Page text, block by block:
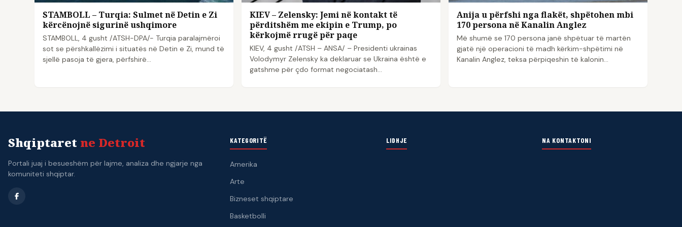
STAMBOLL – Turqia: Sulmet në Detin e Zi
kërcënojnë sigurinë ushqimore
STAMBOLL, 4 gusht /ATSH-DPA/- Turqia paralajmëroi
sot se përshkallëzimi i situatës në Detin e Zi, mund të
sjellë pasoja të gjera, përfshirë…
KIEV – Zelensky: Jemi në kontakt të
përditshëm me ekipin e Trump, po
kërkojmë rrugë për paqe
KIEV, 4 gusht /ATSH – ANSA/ – Presidenti ukrainas
Volodymyr Zelensky ka deklaruar se Ukraina është e
gatshme për çdo format negociatash…
Anija u përfshi nga flakët, shpëtohen mbi
170 persona në Kanalin Anglez
Më shumë se 170 persona janë shpëtuar të martën
gjatë një operacioni të madh kërkim-shpëtimi në
Kanalin Anglez, teksa përpiqeshin të kalonin…
Shqiptaret ne Detroit
Portali juaj i besueshëm për lajme, analiza dhe ngjarje nga
komuniteti shqiptar.
KATEGORITË
Amerika
Arte
Bizneset shqiptare
Basketbolli
LIDHJE NA KONTAKTONI